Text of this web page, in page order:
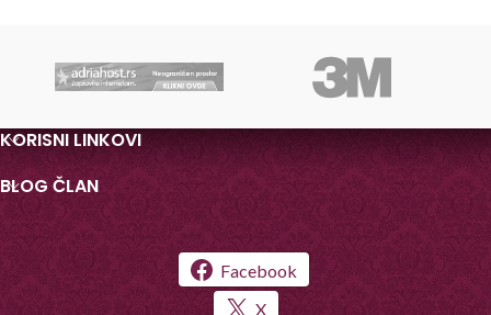
KORISNI LINKOVI
BLOG ČLAN
Facebook
X